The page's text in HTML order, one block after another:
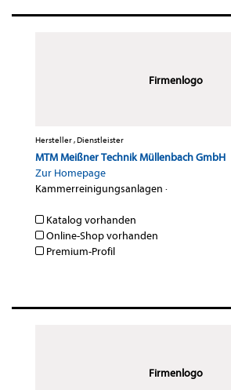
Firmenlogo
Hersteller , Dienstleister
MTM Meißner Technik Müllenbach GmbH
Zur Homepage
Kammerreinigungsanlagen ·
Katalog vorhanden
Online-Shop vorhanden
Premium-Profil
Firmenlogo